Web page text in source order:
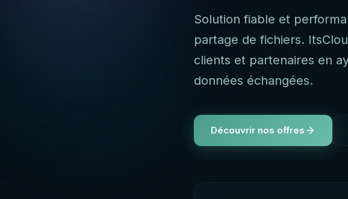
Solution fiable et
partage de fichiers.
clients et partenaires en
données échangées.
Découvrir nos offres